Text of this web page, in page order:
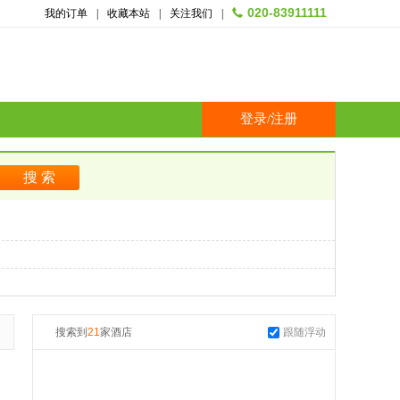
我的订单 收藏本站 关注我们 020-83911111
登录/注册
搜索到 21家酒店 跟随浮动